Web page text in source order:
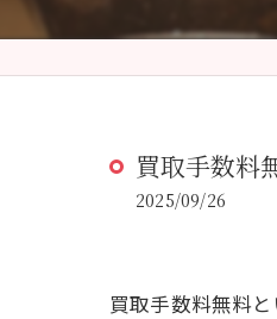
買取手数料
2025/09/26
買取手数料無料